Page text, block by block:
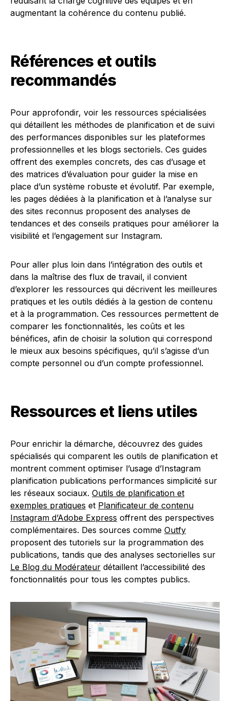
augmentant la cohérence du contenu publié.
Références et outils
recommandés
Pour approfondir, voir les ressources spécialisées
qui détaillent les méthodes de planification et de suivi
des performances disponibles sur les plateformes
professionnelles et les blogs sectoriels. Ces guides
offrent des exemples concrets, des cas d’usage et
des matrices d’évaluation pour guider la mise en
place d’un système robuste et évolutif. Par exemple,
les pages dédiées à la planification et à l’analyse sur
des sites reconnus proposent des analyses de
tendances et des conseils pratiques pour améliorer la
visibilité et l’engagement sur Instagram.
Pour aller plus loin dans l’intégration des outils et
dans la maîtrise des flux de travail, il convient
d’explorer les ressources qui décrivent les meilleures
pratiques et les outils dédiés à la gestion de contenu
et à la programmation. Ces ressources permettent de
comparer les fonctionnalités, les coûts et les
bénéfices, afin de choisir la solution qui correspond
le mieux aux besoins spécifiques, qu’il s’agisse d’un
compte personnel ou d’un compte professionnel.
Ressources et liens utiles
Pour enrichir la démarche, découvrez des guides
spécialisés qui comparent les outils de planification et
montrent comment optimiser l’usage d’Instagram
planification publications performances simplicité sur
les réseaux sociaux. Outils de planification et
exemples pratiques et Planificateur de contenu
Instagram d’Adobe Express offrent des perspectives
complémentaires. Des sources comme Outfy
proposent des tutoriels sur la programmation des
publications, tandis que des analyses sectorielles sur
Le Blog du Modérateur détaillent l’accessibilité des
fonctionnalités pour tous les comptes publics.